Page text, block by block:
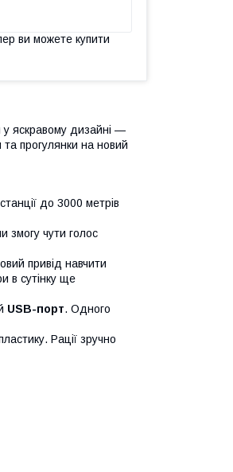
ви можете купити
у яскравому дизайні —
прогулянки на новий
до 3000 метрів
змогу чути голос
привід навчити
в сутінку ще
USB-порт. Одного
Рації зручно